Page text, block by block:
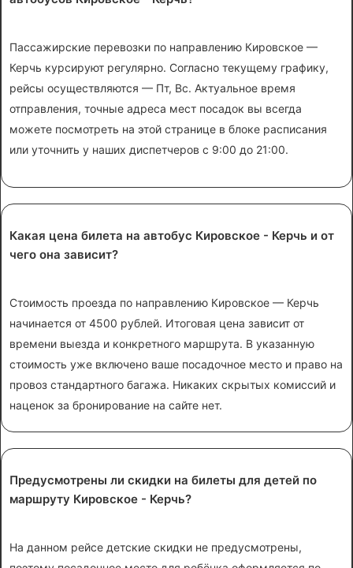
Пассажирские перевозки по направлению Кировское —
Керчь курсируют регулярно. Согласно текущему графику,
рейсы осуществляются — Пт, Вс. Актуальное время
отправления, точные адреса мест посадок вы всегда
можете посмотреть на этой странице в блоке расписания
или уточнить у наших диспетчеров с 9:00 до 21:00.
Какая цена билета на автобус Кировское - Керчь и от
чего она зависит?
Стоимость проезда по направлению Кировское — Керчь
начинается от 4500 рублей. Итоговая цена зависит от
времени выезда и конкретного маршрута. В указанную
стоимость уже включено ваше посадочное место и право на
провоз стандартного багажа. Никаких скрытых комиссий и
наценок за бронирование на сайте нет.
Предусмотрены ли скидки на билеты для детей по
маршруту Кировское - Керчь?
На данном рейсе детские скидки не предусмотрены,